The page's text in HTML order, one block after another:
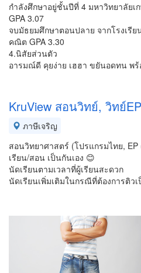
กำลังศึกษาอยู่ชั้นปีที่ 4 มหาวิทยาลัย
GPA 3.07
จบมัธยมศึกษาตอนปลาย จากโรงเรี
คณิต GPA 3.30
4.นิสัยส่วนตัว
อารมณ์ดี คุยง่าย เฮฮา ขยันอดทน พ
KruView สอนวิทย์, วิทย์
ภาษีเจริญ
สอนวิทยาศาสตร์ (โปรแกรมไทย, EP
เรียน/สอน เป็นกันเอง 😊
นัดเรียนตามเวลาที่ผู้เรียนสะดวก
นัดเรียนเพิ่มเติมในกรณีที่ต้องการติว